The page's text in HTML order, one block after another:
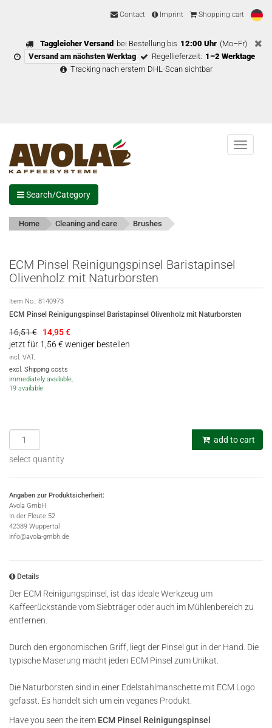
Contact Imprint Shopping cart
Taggleicher Versand bei Bestellung bis 12:00 Uhr (Mo–Fr)
Versand am nächsten Werktag
Regellieferzeit: 1–2 Werktage
Tracking nach erstem DHL-Scan sichtbar
Menu
Search/Category
Home Cleaning and care Brushes
ECM Pinsel Reinigungspinsel Baristapinsel
Olivenholz mit Naturborsten
Item No.: 8140973
ECM Pinsel Reinigungspinsel Baristapinsel Olivenholz mit Naturborsten
16,51 € 14,95€
jetzt für 1,56 € weniger bestellen
incl. VAT,
excl. Shipping costs
immediately available,
19 available
add to cart
select quantity
Angaben zur Produktsicherheit:
Avola GmbH
In der Fleute 52
42389 Wuppertal
info@avola-gmbh.de
Details
Der ECM Reinigungspinsel, ist das ideale Werkzeug um
Kaffeerückstände vom Siebträger oder auch im Mühlenbereich zu
entfernen.
Durch den ergonomischen Griff, liegt der Pinsel gut in der Hand. Die
typische Maserung macht jeden ECM Pinsel zum Unikat.
Die Naturborsten sind in einer Edelstahlmanschette mit ECM Logo
gefasst. Es handelt sich um ein veganes Produkt.
Have you seen the item ECM Pinsel Reinigungspinsel